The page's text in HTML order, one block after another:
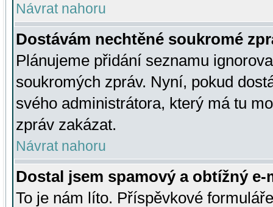
Návrat nahoru
Dostávám nechtěné soukromé
Plánujeme přidání seznamu
soukromých zpráv. Nyní, pokud
svého administrátora, který má tu
zpráv zakázat.
Návrat nahoru
Dostal jsem spamový a obtížný
To je nám líto. Příspěvkové